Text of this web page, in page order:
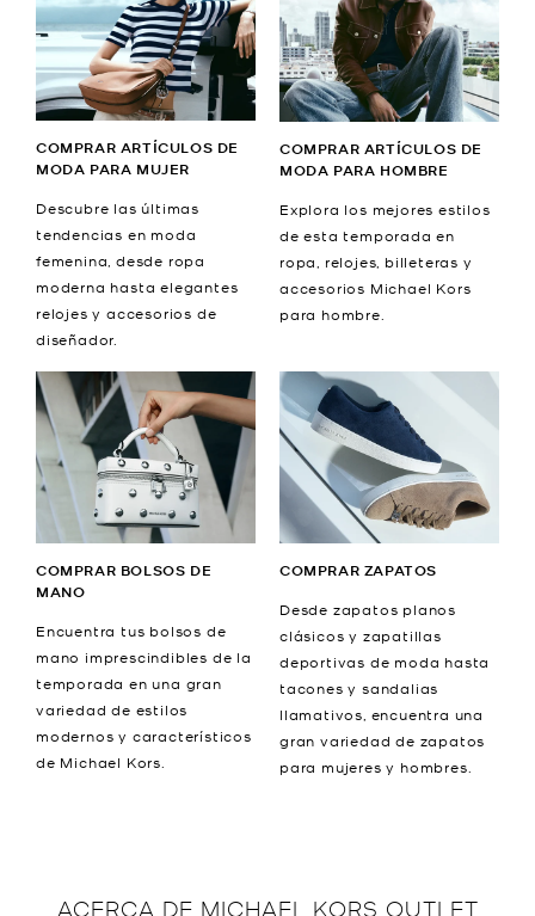
COMPRAR ARTÍCULOS DE
MODA PARA MUJER
Descubre las últimas
tendencias en moda
femenina, desde ropa
moderna hasta elegantes
relojes y accesorios de
diseñador.
COMPRAR ARTÍCULOS DE
MODA PARA HOMBRE
Explora los mejores estilos
de esta temporada en
ropa, relojes, billeteras y
accesorios Michael Kors
para hombre.
COMPRAR BOLSOS DE
MANO
Encuentra tus bolsos de
mano imprescindibles de la
temporada en una gran
variedad de estilos
modernos y característicos
de Michael Kors.
COMPRAR ZAPATOS
Desde zapatos planos
clásicos y zapatillas
deportivas de moda hasta
tacones y sandalias
llamativos, encuentra una
gran variedad de zapatos
para mujeres y hombres.
ACERCA DE MICHAEL KORS OUTLET